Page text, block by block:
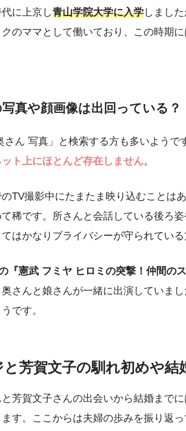
に上京し青山学院大学に入学しまし
のママとして働いており、この時期
真や顔画像は出回っている？
さん 写真」と検索する方も多いようで
ト上にほとんど存在しません。
TV撮影中にたまたま映り込むことは
稀です。所さんと会話している後ろ
はかなりプライバシーが守られている
『憲武 フミヤ ヒロミの突撃！仲間のス
さんと娘さんが一緒に出演していま
です。
と芳賀文子の馴れ初めや結
芳賀文子さんの出会いから結婚まで
す。ここからは夫婦の歩みを振り返っ